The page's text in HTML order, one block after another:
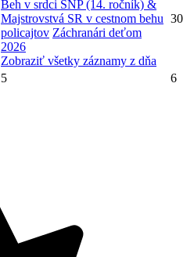
Beh v srdci SNP (14. ročník) &
Majstrovstvá SR v cestnom behu
policajtov Záchranári deťom
2026
Zobraziť všetky záznamy z dňa
30
5 6